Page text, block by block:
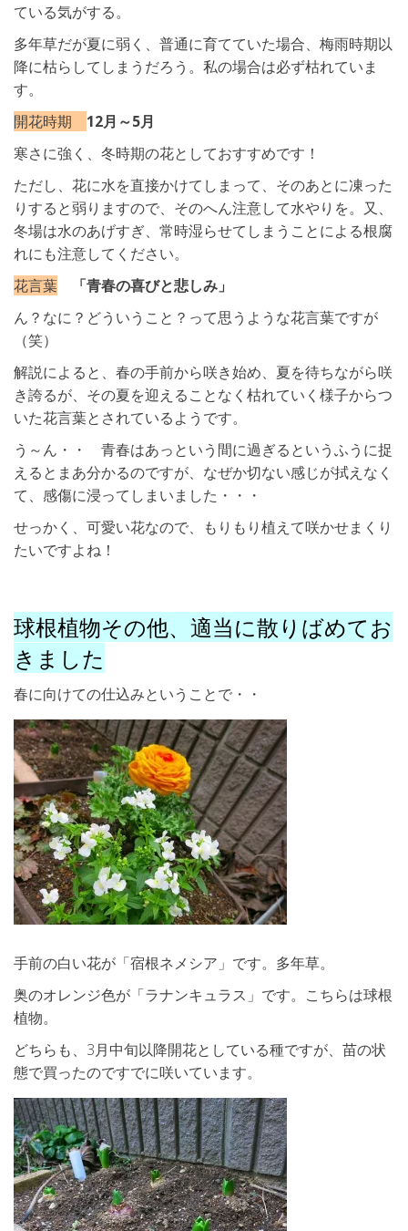
ている気がする。
多年草だが夏に弱く、普通に育てていた場合、梅雨時期以
降に枯らしてしまうだろう。私の場合は必ず枯れていま
す。
開花時期 12月～5月
寒さに強く、冬時期の花としておすすめです！
ただし、花に水を直接かけてしまって、そのあとに凍った
りすると弱りますので、そのへん注意して水やりを。又、
冬場は水のあげすぎ、常時湿らせてしまうことによる根腐
れにも注意してください。
花言葉
「青春の喜びと悲しみ」
ん？なに？どういうこと？って思うような花言葉ですが
（笑）
解説によると、春の手前から咲き始め、夏を待ちながら咲
き誇るが、その夏を迎えることなく枯れていく様子からつ
いた花言葉とされているようです。
う～ん・・ 青春はあっという間に過ぎるというふうに捉
えるとまあ分かるのですが、なぜか切ない感じが拭えなく
て、感傷に浸ってしまいました・・・
せっかく、可愛い花なので、もりもり植えて咲かせまくり
たいですよね！
球根植物その他、適当に散りばめてお
きました
春に向けての仕込みということで・・
手前の白い花が「宿根ネメシア」です。多年草。
奥のオレンジ色が「ラナンキュラス」です。こちらは球根
植物。
どちらも、3月中旬以降開花としている種ですが、苗の状
態で買ったのですでに咲いています。